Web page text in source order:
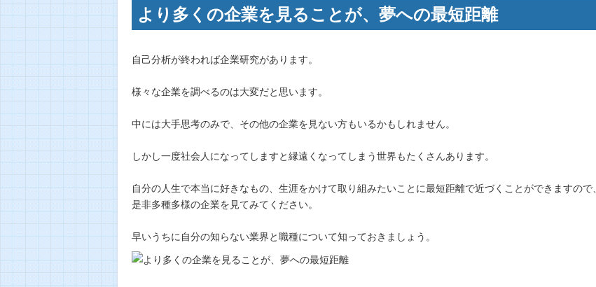
より多くの企業を見ることが、夢への最短距離
自己分析が終われば企業研究があります。
様々な企業を調べるのは大変だと思います。
中には大手思考のみで、その他の企業を見ない方もいるかもしれません。
しかし一度社会人になってしますと縁遠くなってしまう世界もたくさんあります。
自分の人生で本当に好きなもの、生涯をかけて取り組みたいことに最短距離で近づくことができますので、
是非多種多様の企業を見てみてください。
早いうちに自分の知らない業界と職種について知っておきましょう。